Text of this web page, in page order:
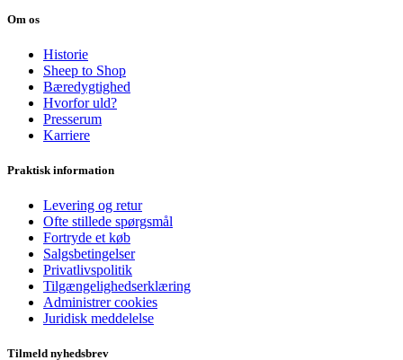
Om os
Historie
Sheep to Shop
Bæredygtighed
Hvorfor uld?
Presserum
Karriere
Praktisk information
Levering og retur
Ofte stillede spørgsmål
Fortryde et køb
Salgsbetingelser
Privatlivspolitik
Tilgængelighedserklæring
Administrer cookies
Juridisk meddelelse
Tilmeld nyhedsbrev